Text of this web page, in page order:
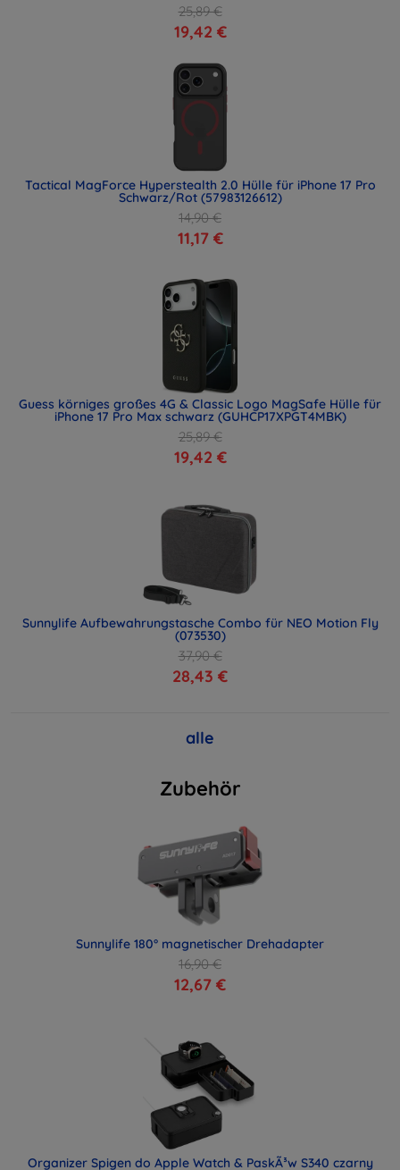
25,89 €
19,42 €
Tactical MagForce Hyperstealth 2.0 Hülle für iPhone 17 Pro
Schwarz/Rot (57983126612)
14,90 €
11,17 €
Guess körniges großes 4G & Classic Logo MagSafe Hülle für
iPhone 17 Pro Max schwarz (GUHCP17XPGT4MBK)
25,89 €
19,42 €
Sunnylife Aufbewahrungstasche Combo für NEO Motion Fly
(073530)
37,90 €
28,43 €
alle
Zubehör
Sunnylife 180° magnetischer Drehadapter
16,90 €
12,67 €
Organizer Spigen do Apple Watch & PaskÃ³w S340 czarny